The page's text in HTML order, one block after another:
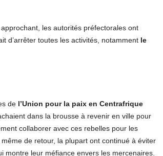
les autorités préfectorales ont
d’arrêter toutes les activités, notamment le
de l’Union pour la paix en Centrafrique
dans la brousse à revenir en ville pour
collaborer avec ces rebelles pour les
de retour, la plupart ont continué à éviter
montre leur méfiance envers les mercenaires.